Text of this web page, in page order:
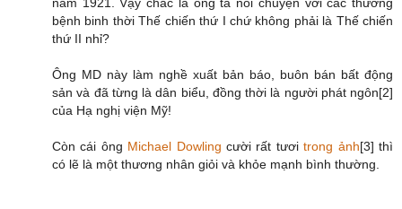
bệnh binh thời Thế chiến thứ I chứ không phải là Thế chiến
thứ II nhỉ?
Ông MD này làm nghề xuất bản báo, buôn bán bất động
sản và đã từng là dân biểu, đồng thời là người phát ngôn[2]
của Hạ nghị viện Mỹ!
Còn cái ông Michael Dowling cười rất tươitrong ảnh[3] thì
có lẽ là một thương nhân giỏi và khỏe mạnh bình thường.